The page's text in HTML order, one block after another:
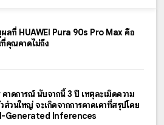
ผลที่ HUAWEI Pura 90s Pro Max คือ
คุณคาดไม่ถึง
าดการณ์ นับจากนี้ 3 ปี เหตุละเมิดความ
ส่วนใหญ่ จะเกิดจากการคาดเดาที่สรุปโดย
Generated Inferences